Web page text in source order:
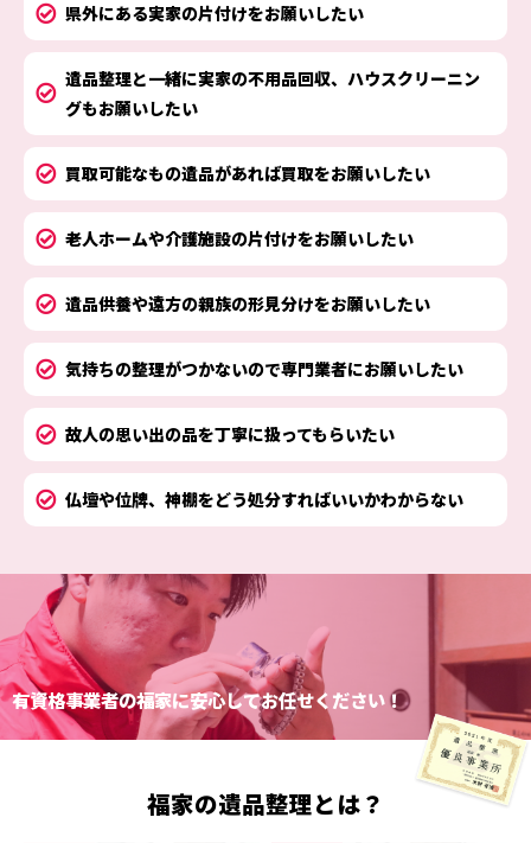
県外にある実家の片付けをお願いしたい
遺品整理と一緒に実家の不用品回収、ハウスクリーニン
グもお願いしたい
買取可能なもの遺品があれば買取をお願いしたい
老人ホームや介護施設の片付けをお願いしたい
遺品供養や遠方の親族の形見分けをお願いしたい
気持ちの整理がつかないので専門業者にお願いしたい
故人の思い出の品を丁寧に扱ってもらいたい
仏壇や位牌、神棚をどう処分すればいいかわからない
有資格事業者の福家に安心してお任せください！
福家の遺品整理とは？